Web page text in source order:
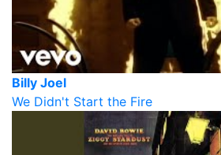
Billy Joel
We Didn't Start the Fire